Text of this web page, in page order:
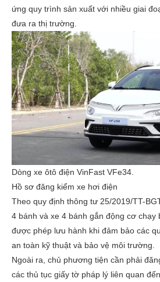
ứng quy trình sản xuất với nhiều giai
đưa ra thị trường.
Dòng xe ôtô điện VinFast VFe34.
Hồ sơ đăng kiểm xe hơi điện
Theo quy định thông tư 25/2019/TT-
4 bánh và xe 4 bánh gắn động cơ chạy
được phép lưu hành khi đảm bảo các
an toàn kỹ thuật và bảo vệ môi trường.
Ngoài ra, chủ phương tiện cần phải
các thủ tục giấy tờ pháp lý liên quan